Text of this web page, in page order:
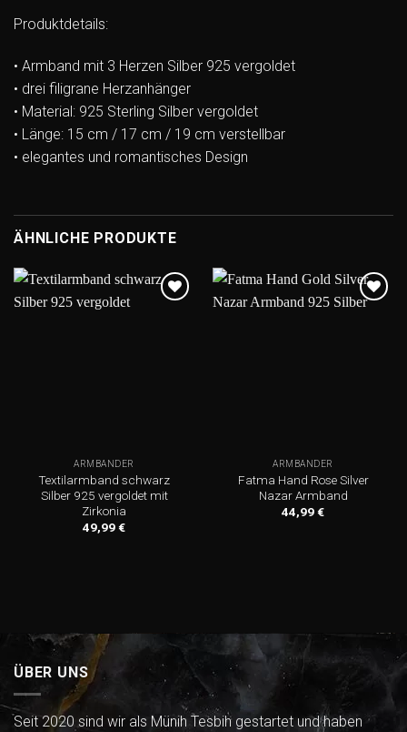
Produktdetails:
• Armband mit 3 Herzen Silber 925 vergoldet
• drei filigrane Herzanhänger
• Material: 925 Sterling Silber vergoldet
• Länge: 15 cm / 17 cm / 19 cm verstellbar
• elegantes und romantisches Design
ÄHNLICHE PRODUKTE
ARMBÄNDER
Textilarmband schwarz
Silber 925 vergoldet mit
Zirkonia
49,99€
ARMBÄNDER
Fatma Hand Rose Silver
Nazar Armband
44,99€
ÜBER UNS
Seit 2020 sind wir als Münih Tesbih gestartet und haben